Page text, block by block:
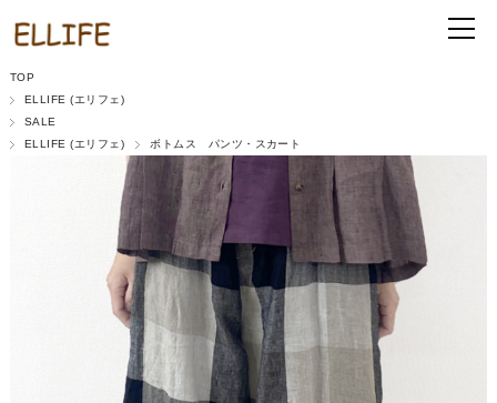
TOP
ELLIFE (エリフェ)
SALE
ELLIFE (エリフェ)
ボトムス パンツ・スカート